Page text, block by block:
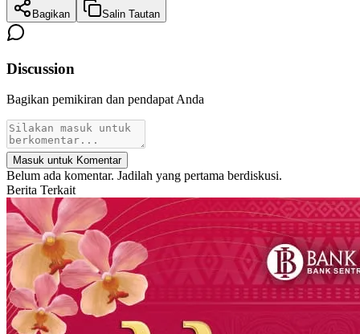
Bagikan Salin Tautan
Discussion
Bagikan pemikiran dan pendapat Anda
Masuk untuk Komentar
Belum ada komentar. Jadilah yang pertama berdiskusi.
Berita Terkait